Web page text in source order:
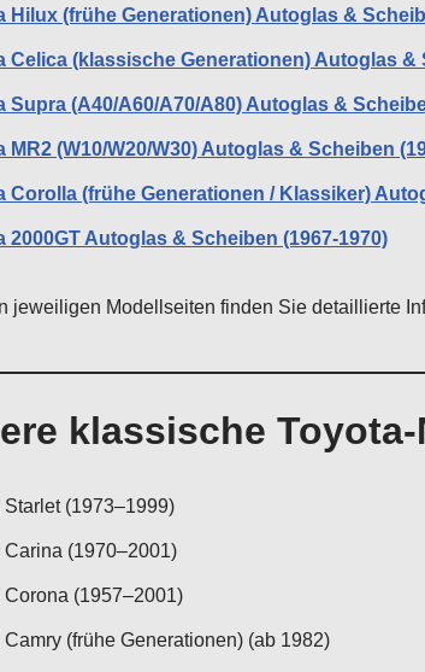
Hilux (frühe Generationen) Autoglas &
Celica (klassische Generationen) Autoglas &
Supra (A40/A60/A70/A80) Autoglas &
MR2 (W10/W20/W30) Autoglas & Scheiben
Corolla (frühe Generationen / Klassiker)
2000GT Autoglas & Scheiben (1967-1970)
jeweiligen Modellseiten finden Sie detaillierte
klassische
Starlet (1973–1999)
Carina (1970–2001)
Corona (1957–2001)
Camry (frühe Generationen) (ab 1982)